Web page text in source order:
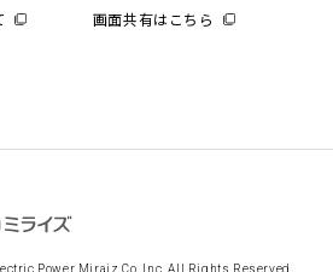
画面共有はこちら
Power Miraiz Co.,Inc. All Rights Reserved.